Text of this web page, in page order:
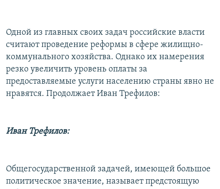
Все сайты РСЕ/РС
Одной из главных своих задач российские власти
считают проведение реформы в сфере жилищно-
коммунального хозяйства. Однако их намерения
резко увеличить уровень оплаты за
предоставляемые услуги населению страны явно не
нравятся. Продолжает Иван Трефилов:
Иван Трефилов:
Общегосударственной задачей, имеющей большое
политическое значение, называет предстоящую